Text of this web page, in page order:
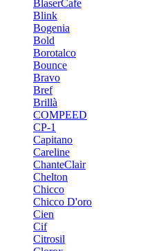
BlaserCafe
Blink
Bogenia
Bold
Borotalco
Bounce
Bravo
Bref
Brillà
COMPEED
CP-1
Capitano
Careline
ChanteСlair
Chelton
Chicco
Chicco D'oro
Cien
Cif
Citrosil